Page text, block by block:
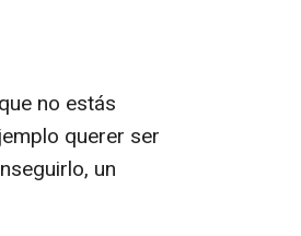
no estás
querer ser
un